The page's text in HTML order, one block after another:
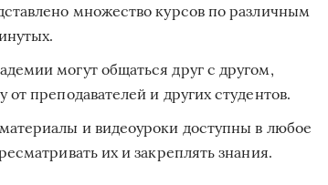
множество курсов по различным
могут общаться друг с другом,
преподавателей и других студентов.
и видеоуроки доступны в любое
их и закреплять знания.